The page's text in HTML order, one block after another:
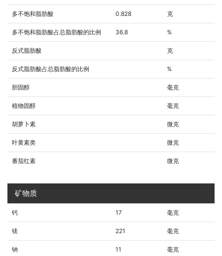
多不饱和脂肪酸 0.828 克
多不饱和脂肪酸占总脂肪酸的比例 36.8 %
反式脂肪酸 克
反式脂肪酸占总脂肪酸的比例 %
胆固醇 毫克
植物固醇 毫克
胡萝卜素 微克
叶黄素类 微克
番茄红素 微克
矿物质
钙 17 毫克
镁 221 毫克
钠 11 毫克